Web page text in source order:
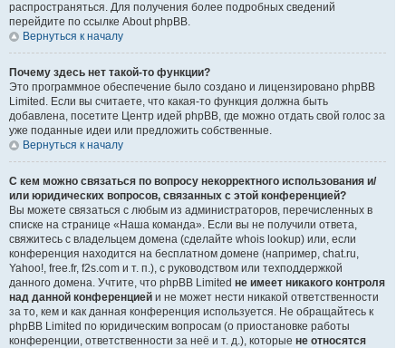
распространяться. Для получения более подробных сведений
перейдите по ссылке About phpBB.
Вернуться к началу
Почему здесь нет такой-то функции?
Это программное обеспечение было создано и лицензировано phpBB
Limited. Если вы считаете, что какая-то функция должна быть
добавлена, посетите Центр идей phpBB, где можно отдать свой голос за
уже поданные идеи или предложить собственные.
Вернуться к началу
С кем можно связаться по вопросу некорректного использования и/
или юридических вопросов, связанных с этой конференцией?
Вы можете связаться с любым из администраторов, перечисленных в
списке на странице «Наша команда». Если вы не получили ответа,
свяжитесь с владельцем домена (сделайте whois lookup) или, если
конференция находится на бесплатном домене (например, chat.ru,
Yahoo!, free.fr, f2s.com и т. п.), с руководством или техподдержкой
данного домена. Учтите, что phpBB Limited не имеет никакого контроля
над данной конференцией и не может нести никакой ответственности
за то, кем и как данная конференция используется. Не обращайтесь к
phpBB Limited по юридическим вопросам (о приостановке работы
конференции, ответственности за неё и т. д.), которые не относятся